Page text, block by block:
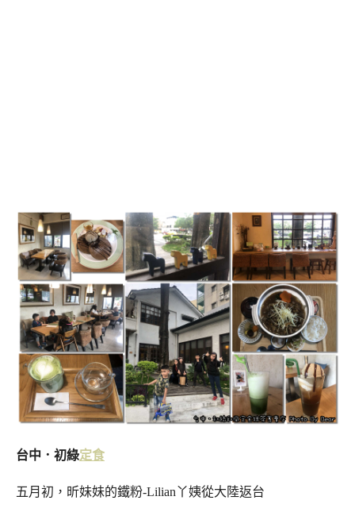
台中．初綠定食
五月初，昕妹妹的鐵粉-Lilian丫姨從大陸返台